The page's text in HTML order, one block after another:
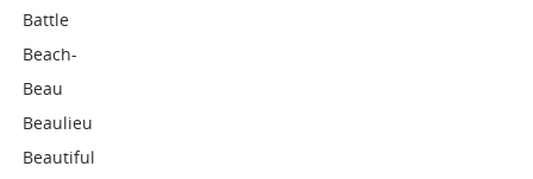
Battle
Beach-
Beau
Beaulieu
Beautiful